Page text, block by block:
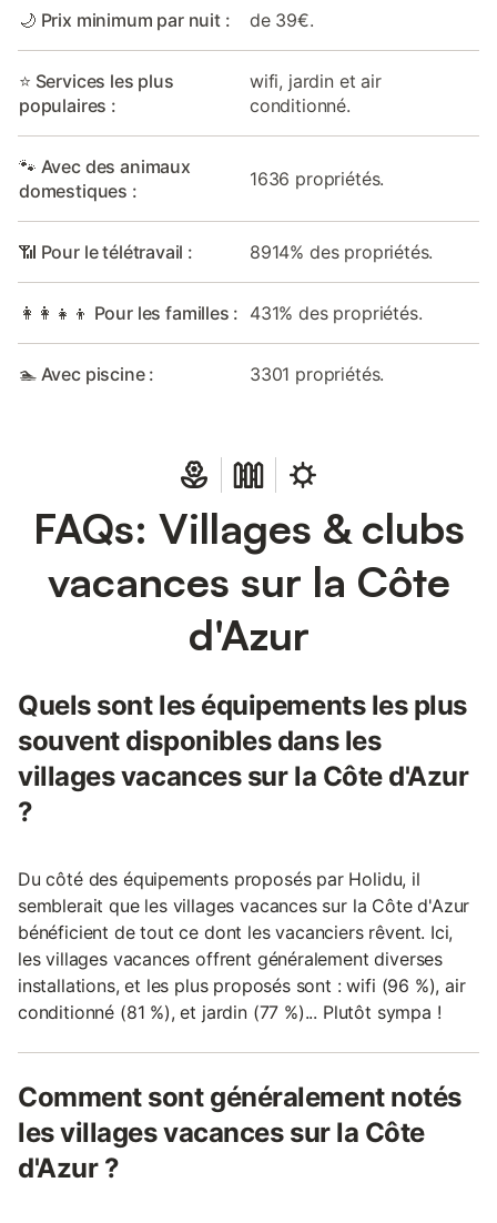
🌙 Prix minimum par nuit : de 39€.
⭐ Services les plus
populaires :
wifi, jardin et air
conditionné.
🐾 Avec des animaux
domestiques :
1636 propriétés.
📶 Pour le télétravail : 8914% des propriétés.
👩‍👩‍👧‍👦 Pour les familles : 431% des propriétés.
🏊 Avec piscine : 3301 propriétés.
FAQs: Villages & clubs
vacances sur la Côte
d'Azur
Quels sont les équipements les plus
souvent disponibles dans les
villages vacances sur la Côte d'Azur
?
Du côté des équipements proposés par Holidu, il
semblerait que les villages vacances sur la Côte d'Azur
bénéficient de tout ce dont les vacanciers rêvent. Ici,
les villages vacances offrent généralement diverses
installations, et les plus proposés sont : wifi (96 %), air
conditionné (81 %), et jardin (77 %)... Plutôt sympa !
Comment sont généralement notés
les villages vacances sur la Côte
d'Azur ?